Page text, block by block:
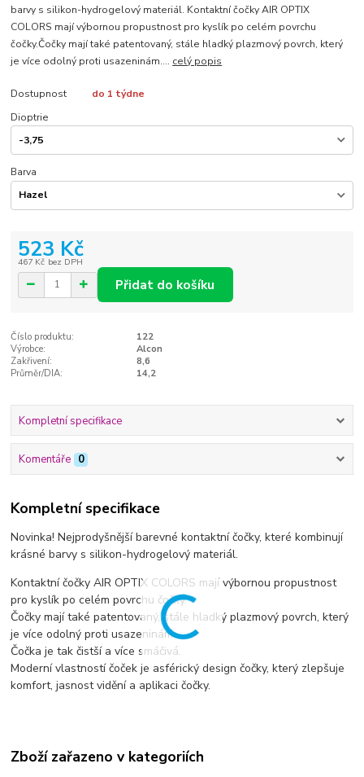
barvy s silikon-hydrogelový materiál. Kontaktní čočky AIR OPTIX
COLORS mají výbornou propustnost pro kyslík po celém povrchu
čočky.Čočky mají také patentovaný, stále hladký plazmový povrch, který
je více odolný proti usazeninám.... celý popis
Dostupnost
do 1 týdne
Dioptrie
Barva
523 Kč
467 Kč bez DPH
Přidat do košíku
Číslo produktu:
122
Výrobce:
Alcon
Zakřivení:
8,6
Průměr/DIA:
14,2
Kompletní specifikace
Komentáře 0
Kompletní specifikace
Novinka! Nejprodyšnější barevné kontaktní čočky, které kombinují
krásné barvy s silikon-hydrogelový materiál.
Kontaktní čočky AIR OPTIX COLORS mají výbornou propustnost
pro kyslík po celém povrchu čočky.
Čočky mají také patentovaný, stále hladký plazmový povrch, který
je více odolný proti usazeninám.
Čočka je tak čistší a více smáčivá.
Moderní vlastností čoček je asférický design čočky, který zlepšuje
komfort, jasnost vidění a aplikaci čočky.
Zboží zařazeno v kategoriích